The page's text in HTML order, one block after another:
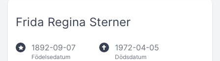
Frida Regina Sterner
1892-09-07
Födelsedatum
1972-04-05
Dödsdatum